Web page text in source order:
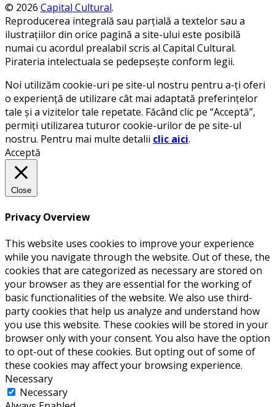
© 2026 Capital Cultural.
Reproducerea integrală sau parțială a textelor sau a
ilustrațiilor din orice pagină a site-ului este posibilă
numai cu acordul prealabil scris al Capital Cultural.
Pirateria intelectuala se pedepsește conform legii.
Noi utilizăm cookie-uri pe site-ul nostru pentru a-ți oferi
o experiență de utilizare cât mai adaptată preferințelor
tale și a vizitelor tale repetate. Făcând clic pe “Acceptă”,
permiți utilizarea tuturor cookie-urilor de pe site-ul
nostru. Pentru mai multe detalii clic aici.
Acceptă
Close
Privacy Overview
This website uses cookies to improve your experience
while you navigate through the website. Out of these, the
cookies that are categorized as necessary are stored on
your browser as they are essential for the working of
basic functionalities of the website. We also use third-
party cookies that help us analyze and understand how
you use this website. These cookies will be stored in your
browser only with your consent. You also have the option
to opt-out of these cookies. But opting out of some of
these cookies may affect your browsing experience.
Necessary
Necessary